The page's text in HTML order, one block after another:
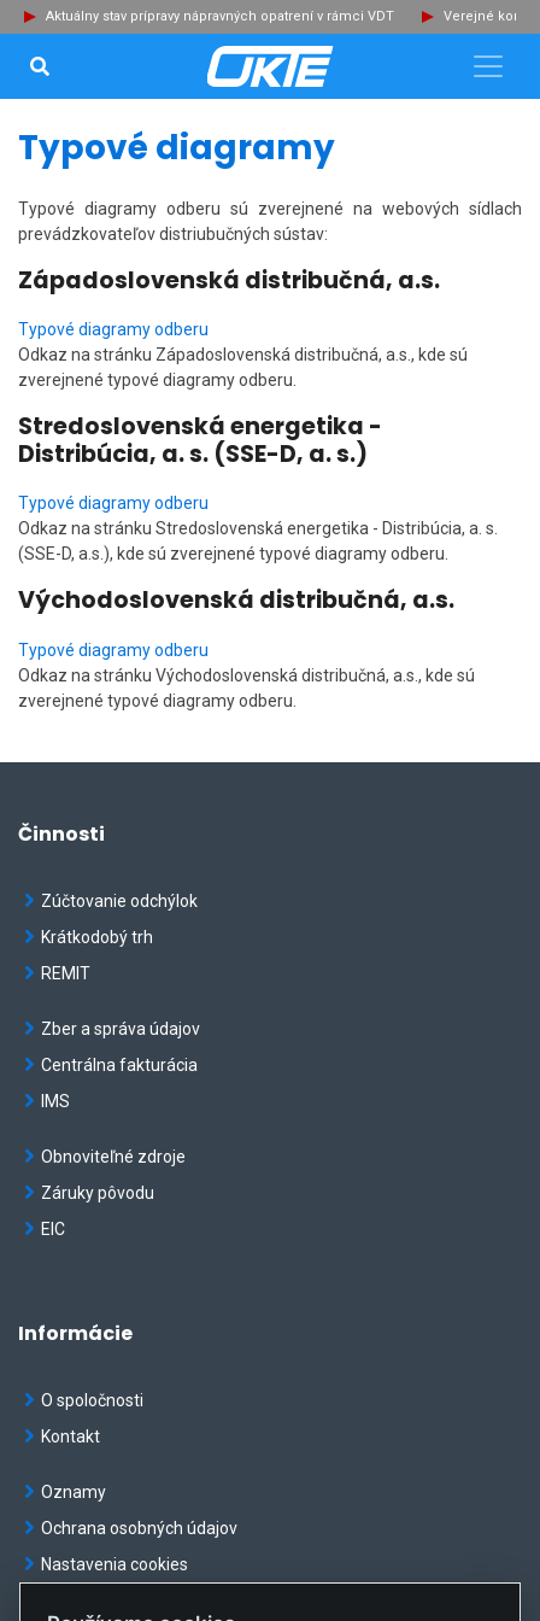
Aktuálny stav prípravy nápravných opatrení v rámci VDT Verejné
Typové diagramy
Typové diagramy odberu sú zverejnené na webových sídlach
prevádzkovateľov distriubučných sústav:
Západoslovenská distribučná, a.s.
Typové diagramy odberu
Odkaz na stránku Západoslovenská distribučná, a.s., kde sú
zverejnené typové diagramy odberu.
Stredoslovenská energetika -
Distribúcia, a. s. (SSE-D, a. s.)
Typové diagramy odberu
Odkaz na stránku Stredoslovenská energetika - Distribúcia, a. s.
(SSE-D, a.s.), kde sú zverejnené typové diagramy odberu.
Východoslovenská distribučná, a.s.
Typové diagramy odberu
Odkaz na stránku Východoslovenská distribučná, a.s., kde sú
zverejnené typové diagramy odberu.
Činnosti
Zúčtovanie odchýlok
Krátkodobý trh
REMIT
Zber a správa údajov
Centrálna fakturácia
IMS
Obnoviteľné zdroje
Záruky pôvodu
EIC
Informácie
O spoločnosti
Kontakt
Oznamy
Ochrana osobných údajov
Nastavenia cookies